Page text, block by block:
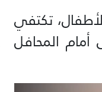
تكتفي
المحافل